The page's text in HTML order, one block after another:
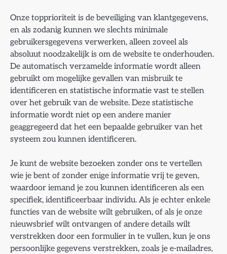
Onze topprioriteit is de beveiliging van klantgegevens,
en als zodanig kunnen we slechts minimale
gebruikersgegevens verwerken, alleen zoveel als
absoluut noodzakelijk is om de website te onderhouden.
De automatisch verzamelde informatie wordt alleen
gebruikt om mogelijke gevallen van misbruik te
identificeren en statistische informatie vast te stellen
over het gebruik van de website. Deze statistische
informatie wordt niet op een andere manier
geaggregeerd dat het een bepaalde gebruiker van het
systeem zou kunnen identificeren.
Je kunt de website bezoeken zonder ons te vertellen
wie je bent of zonder enige informatie vrij te geven,
waardoor iemand je zou kunnen identificeren als een
specifiek, identificeerbaar individu. Als je echter enkele
functies van de website wilt gebruiken, of als je onze
nieuwsbrief wilt ontvangen of andere details wilt
verstrekken door een formulier in te vullen, kun je ons
persoonlijke gegevens verstrekken, zoals je e-mailadres,